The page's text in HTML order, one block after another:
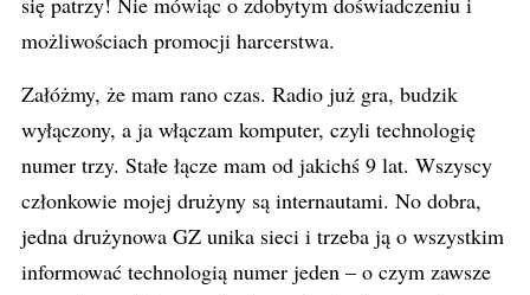
możliwościach promocji harcerstwa.
Załóżmy, że mam rano czas. Radio już gra, budzik
wyłączony, a ja włączam komputer, czyli technologię
numer trzy. Stałe łącze mam od jakichś 9 lat. Wszyscy
członkowie mojej drużyny są internautami. No dobra,
jedna drużynowa GZ unika sieci i trzeba ją o wszystkim
informować technologią numer jeden – o czym zawsze